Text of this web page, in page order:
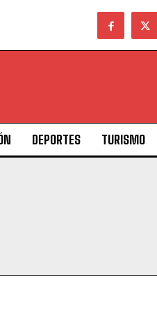
DEPORTES TURISMO